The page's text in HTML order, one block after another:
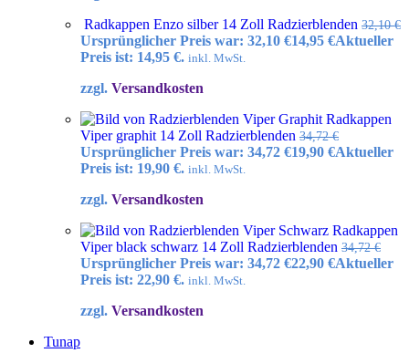
Radkappen Enzo silber 14 Zoll Radzierblenden 32,10€
Ursprünglicher Preis war: 32,10 €14,95 €Aktueller
Preis ist: 14,95 €. inkl. MwSt.
zzgl. Versandkosten
Radkappen
Viper graphit 14 Zoll Radzierblenden 34,72€
Ursprünglicher Preis war: 34,72 €19,90 €Aktueller
Preis ist: 19,90 €. inkl. MwSt.
zzgl. Versandkosten
Radkappen
Viper black schwarz 14 Zoll Radzierblenden 34,72€
Ursprünglicher Preis war: 34,72 €22,90 €Aktueller
Preis ist: 22,90 €. inkl. MwSt.
zzgl. Versandkosten
Tunap